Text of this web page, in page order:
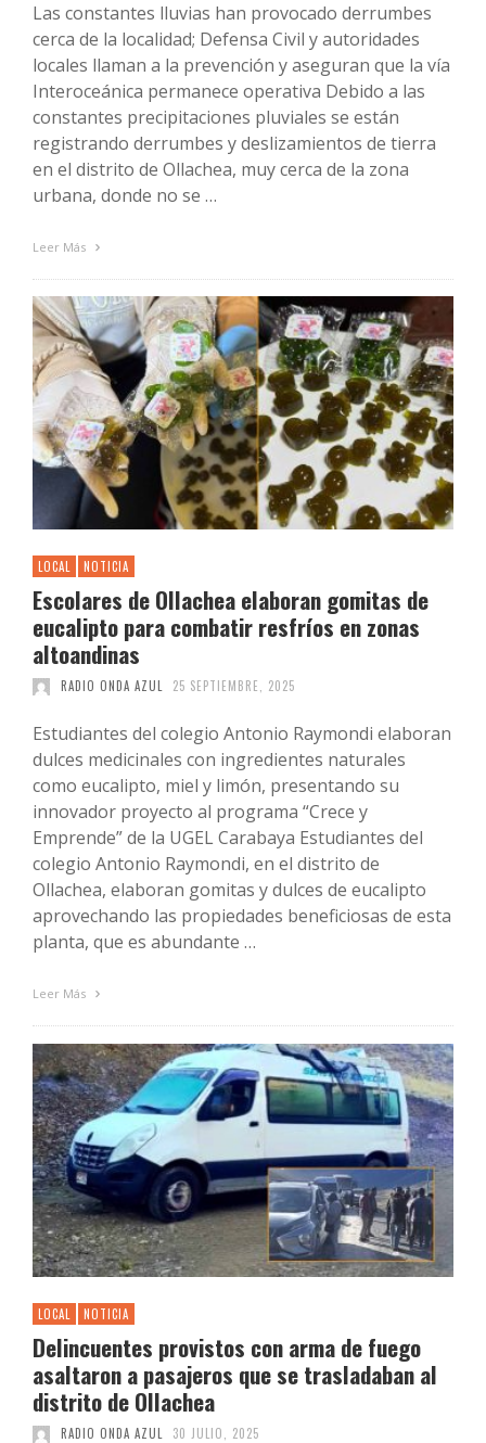
Las constantes lluvias han provocado derrumbes
cerca de la localidad; Defensa Civil y autoridades
locales llaman a la prevención y aseguran que la vía
Interoceánica permanece operativa Debido a las
constantes precipitaciones pluviales se están
registrando derrumbes y deslizamientos de tierra
en el distrito de Ollachea, muy cerca de la zona
urbana, donde no se …
Leer Más
LOCAL NOTICIA
Escolares de Ollachea elaboran gomitas de
eucalipto para combatir resfríos en zonas
altoandinas
RADIO ONDA AZUL 25 SEPTIEMBRE, 2025
Estudiantes del colegio Antonio Raymondi elaboran
dulces medicinales con ingredientes naturales
como eucalipto, miel y limón, presentando su
innovador proyecto al programa “Crece y
Emprende” de la UGEL Carabaya Estudiantes del
colegio Antonio Raymondi, en el distrito de
Ollachea, elaboran gomitas y dulces de eucalipto
aprovechando las propiedades beneficiosas de esta
planta, que es abundante …
Leer Más
LOCAL NOTICIA
Delincuentes provistos con arma de fuego
asaltaron a pasajeros que se trasladaban al
distrito de Ollachea
RADIO ONDA AZUL 30 JULIO, 2025